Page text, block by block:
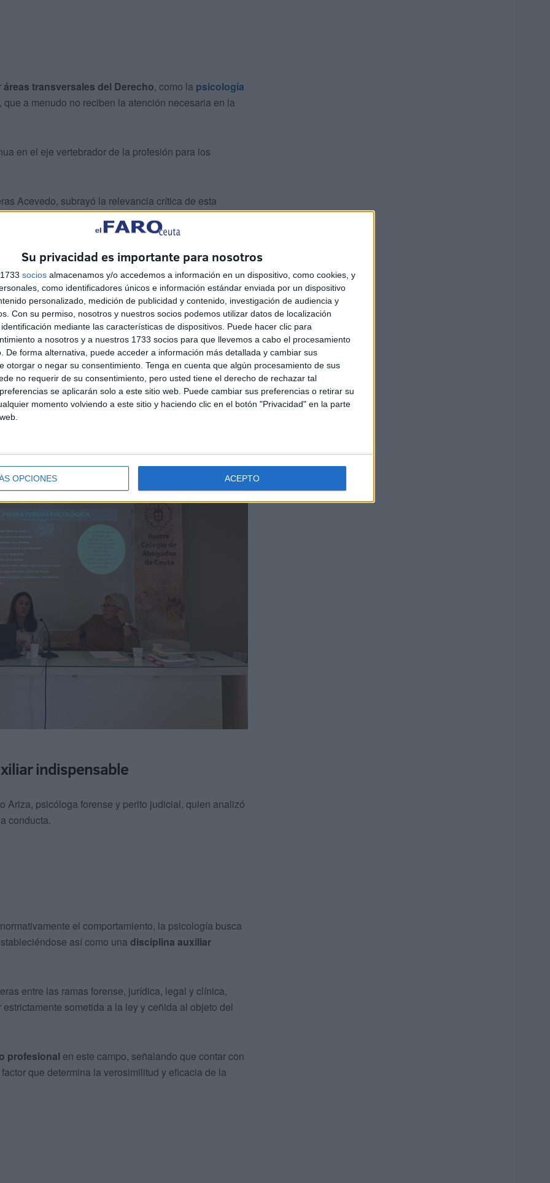
Su privacidad es importante para nosotros
socios almacenamos y/o accedemos a información en un dispositivo, como cookies, y
como identificadores únicos e información estándar enviada por un dispositivo
personalizado, medición de publicidad y contenido, investigación de audiencia y
Con su permiso, nosotros y nuestros socios podemos utilizar datos de localización
mediante las características de dispositivos. Puede hacer clic para
a nosotros y a nuestros 1733 socios para que llevemos a cabo el procesamiento
De forma alternativa, puede acceder a información más detallada y cambiar sus
otorgar o negar su consentimiento. Tenga en cuenta que algún procesamiento de sus
no requerir de su consentimiento, pero usted tiene el derecho de rechazar tal
se aplicarán solo a este sitio web. Puede cambiar sus preferencias o retirar su
momento volviendo a este sitio y haciendo clic en el botón "Privacidad" en la parte
OPCIONES ACEPTO
áreas transversales del Derecho, como la psicología
, que a menudo no reciben la atención necesaria en la
en el eje vertebrador de la profesión para los
Acevedo, subrayó la relevancia crítica de esta
social, como los casos deviolencia de género
menores.
psicológico puede condicionar directamente la
indispensable
Ariza, psicóloga forense y perito judicial, quien analizó
conducta.
el comportamiento, la psicología busca
así como una disciplina auxiliar
entre las ramas forense, jurídica, legal y clínica,
sometida a la ley y ceñida al objeto del
profesional en este campo, señalando que contar con
que determina la verosimilitud y eficacia de la